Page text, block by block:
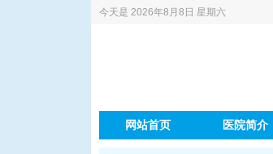
今天是 2026年8月8日 星期六
网站首页 医院简介